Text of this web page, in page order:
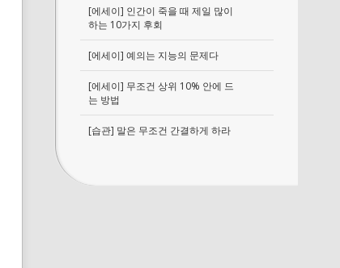
[에세이] 인간이 죽을 때 제일 많이
하는 10가지 후회
[에세이] 예의는 지능의 문제다
[에세이] 무조건 상위 10% 안에 드
는 방법
[습관] 말은 무조건 간결하게 하라